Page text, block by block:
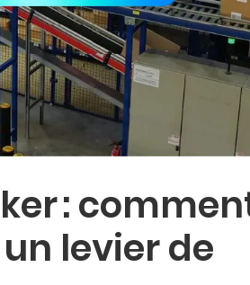
:
levier de